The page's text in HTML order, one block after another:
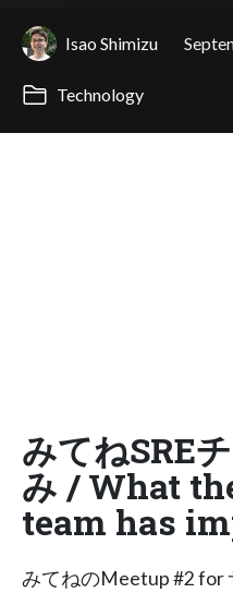
Isao Shimizu
Technology
みてねSRE
み / What
team has
みてねのMeetup #2 for